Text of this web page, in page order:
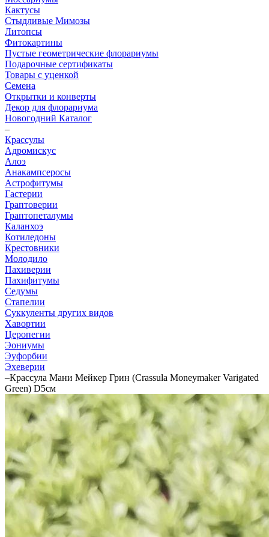
Кактусы
Стыдливые Мимозы
Литопсы
Фитокартины
Пустые геометрические флорариумы
Подарочные сертификаты
Товары с уценкой
Семена
Открытки и конверты
Декор для флорариума
Новогодний Каталог
–
Крассулы
Адромискус
Алоэ
Анакампсеросы
Астрофитумы
Гастерии
Граптоверии
Граптопеталумы
Каланхоэ
Котиледоны
Крестовники
Молодило
Пахиверии
Пахифитумы
Седумы
Стапелии
Суккуленты других видов
Хавортии
Церопегии
Эониумы
Эуфорбии
Эхеверии
–Крассула Мани Мейкер Грин (Crassula Moneymaker Varigated
Green) D5см